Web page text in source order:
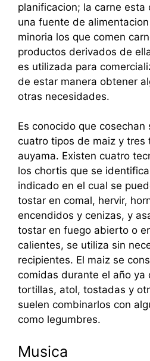
planificacion; la carne esta
una fuente de
minoria los que comen
productos derivados de
es utilizada para
de estar manera obtener
otras necesidades.
Es conocido que
cuatro tipos de maiz y tres
auyama. Existen cuatro
los chortis que se
indicado en el cual se
tostar en comal, hervir,
encendidos y cenizas, y
tostar en fuego abierto o
calientes, se utiliza sin
recipientes. El maiz se
comidas durante el año ya
tortillas, atol, tostadas y
suelen combinarlos con
como legumbres.
Musica